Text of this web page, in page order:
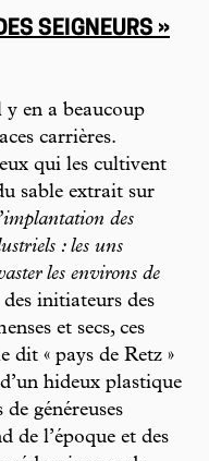
SEIGNEURS »
en a beaucoup
carrières.
qui les cultivent
sable extrait sur
des
: les uns
les environs de
initiateurs des
et secs, ces
dit « pays de Retz »
hideux plastique
généreuses
de l’époque et des